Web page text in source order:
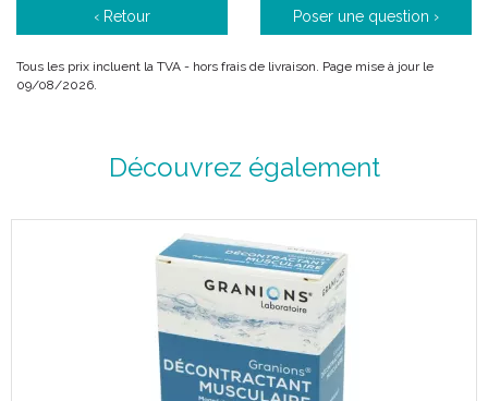
‹ Retour Poser une question ›
Tous les prix incluent la TVA - hors frais de livraison. Page mise à jour le
09/08/2026.
Découvrez également